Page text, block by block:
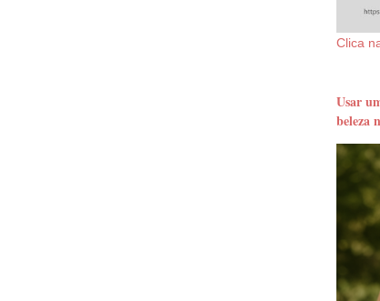
Clica
Usar
beleza